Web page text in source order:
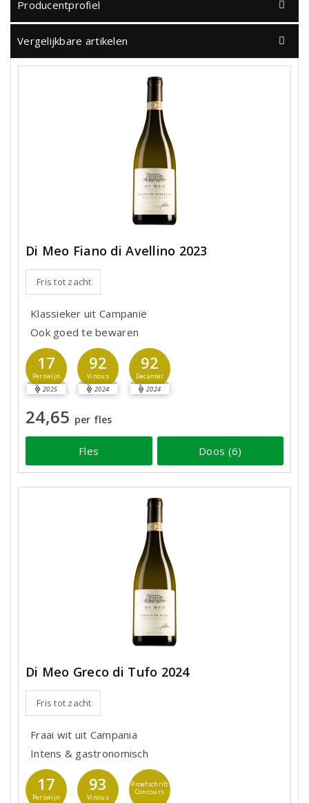
Producentprofiel
Vergelijkbare artikelen
Di Meo Fiano di Avellino 2023
Fris tot zacht
Klassieker uit Campanië
Ook goed te bewaren
17
Perswijn
2025
92
Vinous
2024
92
Decanter
2024
24,65 per fles
Fles Doos (6)
Di Meo Greco di Tufo 2024
Fris tot zacht
Fraai wit uit Campania
Intens & gastronomisch
17
Perswijn
93
Vinous
Proefschrift
Concours